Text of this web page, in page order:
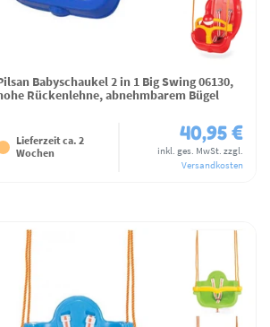
Babyschaukel 2 in 1 Big Swing 06130,
Rückenlehne, abnehmbarem Bügel
Lieferzeit ca. 2
Wochen
40,95 €
inkl. ges. MwSt. zzgl.
Versandkosten